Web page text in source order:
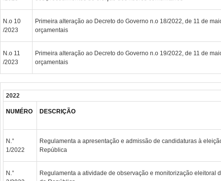
N.o 10
/2023
Primeira alteração ao Decreto do Governo n.o 18/2022, de 11 de
orçamentais
N.o 11
/2023
Primeira alteração ao Decreto do Governo n.o 19/2022, de 11 de
orçamentais
2022
NUMÉRO DESCRIÇÃO
N.°
1/2022
Regulamenta a apresentação e admissão de candidaturas à
República
N.°
Regulamenta a atividade de observação e monitorização eleitoral